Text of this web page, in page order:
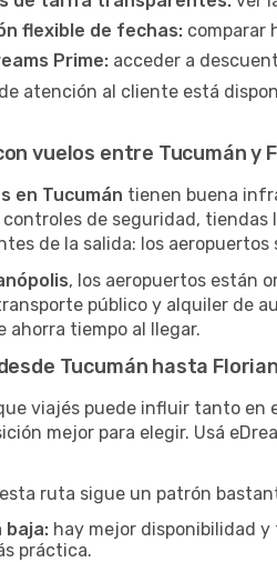
flexible de fechas: comparar
Prime: acceder a
atención al cliente está
vuelos entre Tucumán y
en Tucumán tienen buena
de seguridad, tiendas
de la salida: los
, los aeropuertos están
público y alquiler de
ahorra tiempo al llegar.
Tucumán hasta
viajés puede influir tanto en
mejor para elegir. Usá
ruta sigue un patrón
baja: hay mejor disponibilidad
práctica.